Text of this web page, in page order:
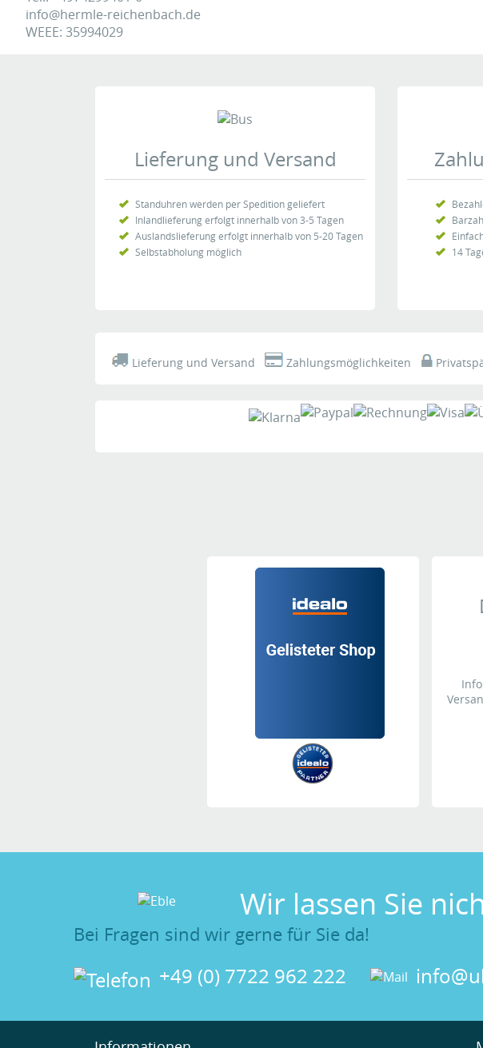
info@hermle-reichenbach.de
WEEE: 35994029
Lieferung und Versand
Standuhren werden per Spedition geliefert
Inlandlieferung erfolgt innerhalb von 3-5 Tagen
Auslandslieferung erfolgt innerhalb von 5-20 Tagen
Selbstabholung möglich
14
Lieferung und Versand Zahlungsmöglichkeiten
Wir lassen Sie
Bei Fragen sind wir gerne für Sie da!
+49 (0) 7722 962 222